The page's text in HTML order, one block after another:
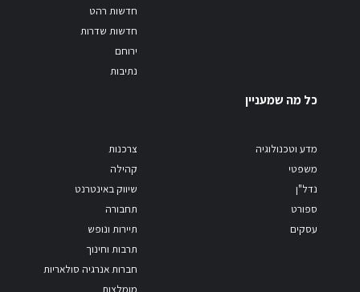
חדשות רהט
חדשות שדרות
ירוחם
נתיבות
כל מה שמעניין
מדע וטכנולוגיה
משפטי
נדל"ן
ספורט
עסקים
צרכנות
קהילה
שיווק באינטרנט
תחבורה
תיירות ונופש
תרבות וחינוך
חברות אנרגיה סולאריות